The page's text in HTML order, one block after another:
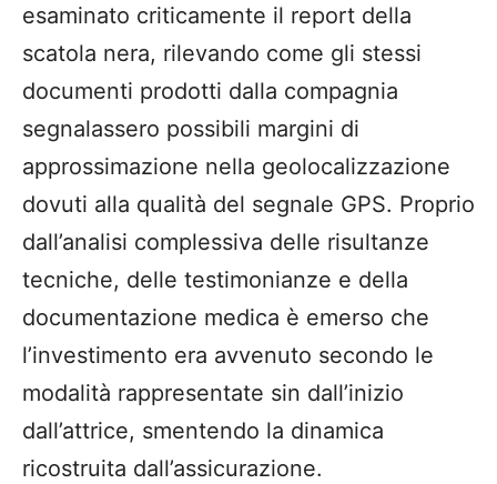
esaminato criticamente il report della
scatola nera, rilevando come gli stessi
documenti prodotti dalla compagnia
segnalassero possibili margini di
approssimazione nella geolocalizzazione
dovuti alla qualità del segnale GPS. Proprio
dall’analisi complessiva delle risultanze
tecniche, delle testimonianze e della
documentazione medica è emerso che
l’investimento era avvenuto secondo le
modalità rappresentate sin dall’inizio
dall’attrice, smentendo la dinamica
ricostruita dall’assicurazione.